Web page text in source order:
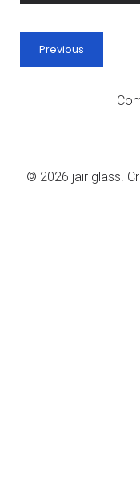
Previous
© 2026 jair glass.